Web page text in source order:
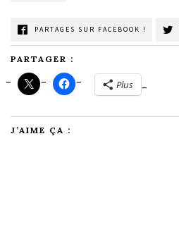
PARTAGES SUR FACEBOOK !
PARTAGER :
Plus
J’AIME ÇA :